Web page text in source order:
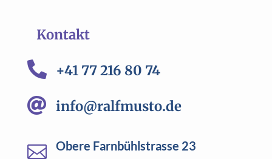
Kontakt
 +41 77 216 80 74
 info@ralfmusto.de

Obere Farnbühlstrasse 23